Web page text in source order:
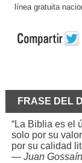
línea gratuita
FRASE DEL
“La Biblia es el
solo por su
por su calidad
— Juan Gossaín